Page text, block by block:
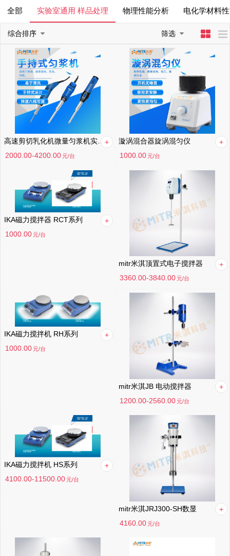
全部 实验室通用 样品处理 物理性能分析 电化学材料
综合排序 筛选
综合排序
月销量高到低
价格高到低
价格低到高
满意度高到低
高速剪切乳化机微量匀浆机实验室分散机
2000.00-4200.00 元/台
漩涡混合器旋涡混匀仪
1000.00 元/台
IKA磁力搅拌器 RCT系列
1000.00 元/台
mitr米淇顶置式电子搅拌器
3360.00-3840.00 元/台
IKA磁力搅拌机 RH系列
1000.00 元/台
mitr米淇JB 电动搅拌器
1200.00-2560.00 元/台
IKA磁力搅拌机 HS系列
4100.00-11500.00 元/台
mitr米淇JRJ300-SH数显
4160.00 元/台
混合分散